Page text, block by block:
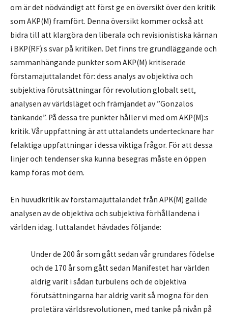
om är det nödvändigt att först ge en översikt över den kritik
som AKP(M) framfört. Denna översikt kommer också att
bidra till att klargöra den liberala och revisionistiska kärnan
i BKP(RF):s svar på kritiken. Det finns tre grundläggande och
sammanhängande punkter som AKP(M) kritiserade
förstamajuttalandet för: dess analys av objektiva och
subjektiva förutsättningar för revolution globalt sett,
analysen av världsläget och främjandet av ”Gonzalos
tänkande”. På dessa tre punkter håller vi med om AKP(M):s
kritik. Vår uppfattning är att uttalandets undertecknare har
felaktiga uppfattningar i dessa viktiga frågor. För att dessa
linjer och tendenser ska kunna besegras måste en öppen
kamp föras mot dem.
En huvudkritik av förstamajuttalandet från APK(M) gällde
analysen av de objektiva och subjektiva förhållandena i
världen idag. I uttalandet hävdades följande:
Under de 200 år som gått sedan vår grundares födelse
och de 170 år som gått sedan Manifestet har världen
aldrig varit i sådan turbulens och de objektiva
förutsättningarna har aldrig varit så mogna för den
proletära världsrevolutionen, med tanke på nivån på